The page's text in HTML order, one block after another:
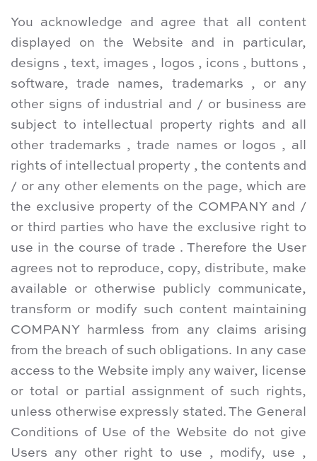
You acknowledge and agree that all content
displayed on the Website and in particular,
designs , text, images , logos , icons , buttons ,
software, trade names, trademarks , or any
other signs of industrial and / or business are
subject to intellectual property rights and all
other trademarks , trade names or logos , all
rights of intellectual property , the contents and
/ or any other elements on the page, which are
the exclusive property of the COMPANY and /
or third parties who have the exclusive right to
use in the course of trade . Therefore the User
agrees not to reproduce, copy, distribute, make
available or otherwise publicly communicate,
transform or modify such content maintaining
COMPANY harmless from any claims arising
from the breach of such obligations. In any case
access to the Website imply any waiver, license
or total or partial assignment of such rights,
unless otherwise expressly stated. The General
Conditions of Use of the Website do not give
Users any other right to use , modify, use ,